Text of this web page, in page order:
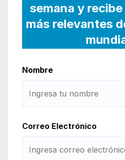
semana y
más relevantes
Nombre
Correo Electrónico